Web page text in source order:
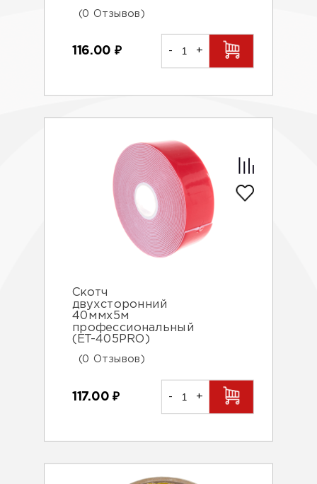
(0 Отзывов)
116.00 ₽ - +
Скотч
двухсторонний
40ммх5м
профессиональный
(ET-405PRO)
(0 Отзывов)
117.00₽ - +